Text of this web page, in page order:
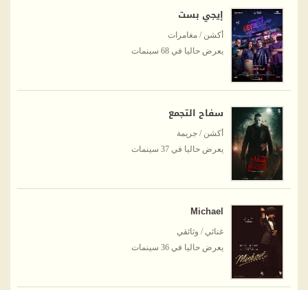
إيجي بست
أكشن / مغامرات
يعرض حاليا في 68 سينمات
سفاح التجمع
أكشن / جريمة
يعرض حاليا في 37 سينمات
Michael
غنائي / وثائقي
يعرض حاليا في 36 سينمات